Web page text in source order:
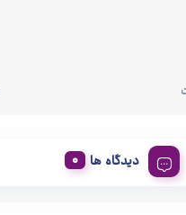
دیدگاه ها